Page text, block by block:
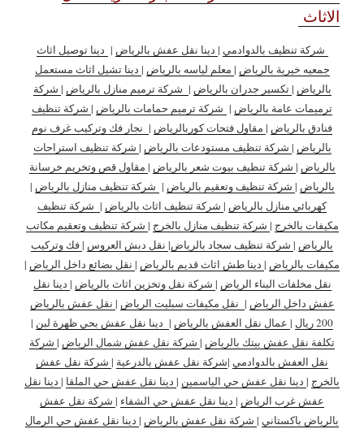
الاثاث
شركة تنظيف بالدوادمي | دينا نقل عفش بالرياض | دينا توصيل اثاث
جمعيه خيرية بالرياض | معلم لياسه بالرياض | دينا تشيل اثاث مستعمل
بالرياض | تكسير جدران بالرياض | شركة ترميم منازل بالرياض | شركة
ترميمات عامة بالرياض | شركة ترميم حمامات بالرياض | شركة تنظيف
فنادق بالرياض | مقاول فتحات كوربالرياض | نجار فك وتركيب غرف نوم
بالرياض | شركة تنظيف مستودعات بالرياض | شركة تنظيف استراحات
بالرياض | شركة تنظيف بيوت شعر بالرياض | مقاول قص وتخريم خرسانة
بالرياض | شركة تنظيف وتعقيم بالرياض | شركة تنظيف منازل بالرياض |
كهربائي منازل بالرياض | شركة تنظيف اثاث بالرياض | شركة تنظيف
مكيفات بالخرج | شركة تنظيف منازل بالخرج | شركة تنظيف وتعقيم مكاتب
بالرياض | شركة تنظيف سجاد بالرياض| نقل دبش العروس | فك وتركيب
مكيفات بالرياض | دينا طش اثاث قديم بالرياض | نقل بضائع داخل الرياض |
نقل مخلفات البناء الرياض | شركة نقل وتخزين اثاث بالرياض | دينا نقل
عفش داخل الرياض | نقل مكيفات سبليت الرياض | نقل عفش بالرياض
200 ريال
| عمال نقل العفش بالرياض | دينا نقل عفش بحي ظهرة لبن |
تكلفة نقل عفش بيتك بالرياض | شركة نقل عفش شمال الرياض | شركة
نقل العفش بالدوادمي |شركة نقل عفش بالدرعية | شركة نقل عفش
بالخرج | دينا نقل عفش حي الياسمين | دينا نقل عفش حي الملقا | دينا نقل
عفش غرب الرياض | دينا نقل عفش حي الشفاء | شركة نقل عفش
بالرياض باكستاني | شركة نقل عفش بالرياض | دينا نقل عفش حي الرمال